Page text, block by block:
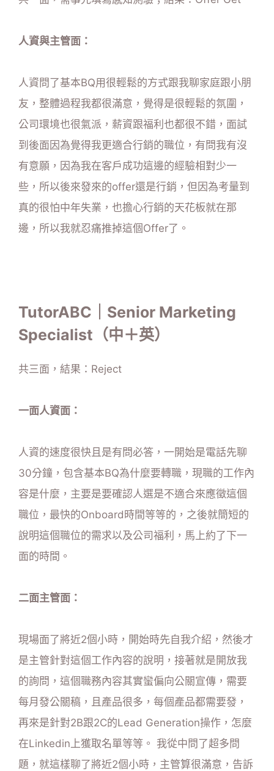
人資與主管面：
人資問了基本BQ用很輕鬆的方式跟我聊家庭跟小朋
友，整體過程我都很滿意，覺得是很輕鬆的氛圍，
公司環境也很氣派，薪資跟福利也都很不錯，面試
到後面因為覺得我更適合行銷的職位，有問我有沒
有意願，因為我在客戶成功這邊的經驗相對少一
些，所以後來發來的offer還是行銷，但因為考量到
真的很怕中年失業，也擔心行銷的天花板就在那
邊，所以我就忍痛推掉這個Offer了。
TutorABC｜Senior Marketing
Specialist（中＋英）
共三面，結果：Reject
一面人資面：
人資的速度很快且是有問必答，一開始是電話先聊
30分鐘，包含基本BQ為什麼要轉職，現職的工作內
容是什麼，主要是要確認人選是不適合來應徵這個
職位，最快的Onboard時間等等的，之後就簡短的
說明這個職位的需求以及公司福利，馬上約了下一
面的時間。
二面主管面：
現場面了將近2個小時，開始時先自我介紹，然後才
是主管針對這個工作內容的說明，接著就是開放我
的詢問，這個職務內容其實蠻偏向公關宣傳，需要
每月發公關稿，且產品很多，每個產品都需要發，
再來是針對2B跟2C的Lead Generation操作，怎麼
在Linkedin上獲取名單等等。 我從中問了超多問
題，就這樣聊了將近2個小時，主管算很滿意，告訴